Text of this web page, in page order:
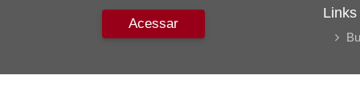
Acessar